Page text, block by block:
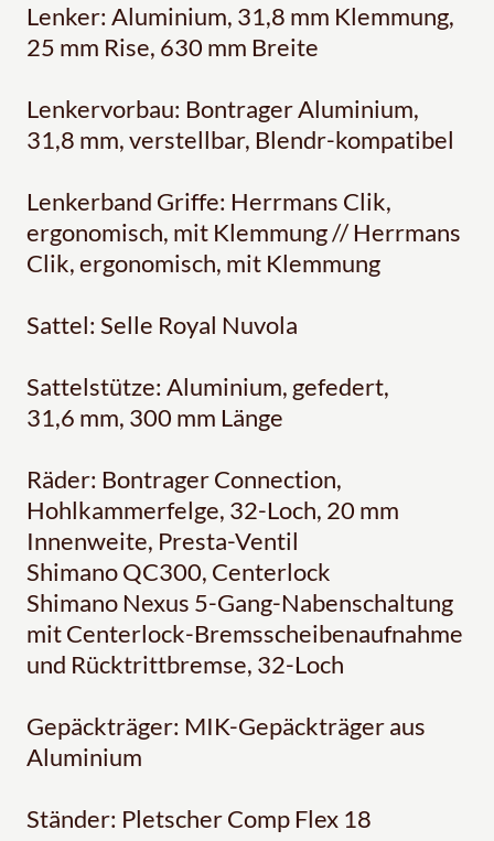
Lenker: Aluminium, 31,8 mm Klemmung,
25 mm Rise, 630 mm Breite
Lenkervorbau: Bontrager Aluminium,
31,8 mm, verstellbar, Blendr-kompatibel
Lenkerband Griffe: Herrmans Clik,
ergonomisch, mit Klemmung // Herrmans
Clik, ergonomisch, mit Klemmung
Sattel: Selle Royal Nuvola
Sattelstütze: Aluminium, gefedert,
31,6 mm, 300 mm Länge
Räder: Bontrager Connection,
Hohlkammerfelge, 32-Loch, 20 mm
Innenweite, Presta-Ventil
Shimano QC300, Centerlock
Shimano Nexus 5-Gang-Nabenschaltung
mit Centerlock-Bremsscheibenaufnahme
und Rücktrittbremse, 32-Loch
Gepäckträger: MIK-Gepäckträger aus
Aluminium
Ständer: Pletscher Comp Flex 18